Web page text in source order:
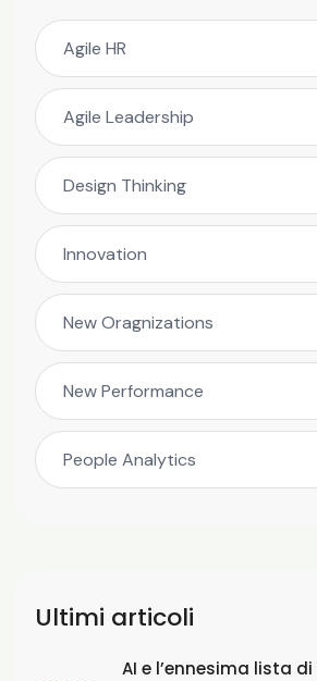
Agile HR
Agile Leadership
Design Thinking
Innovation
New Oragnizations
New Performance
People Analytics
Ultimi articoli
AI e l’ennesima lista